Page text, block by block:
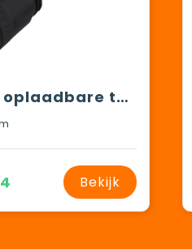
Mears oplaadbare tactische zaklamp van 5 W
Bekijk